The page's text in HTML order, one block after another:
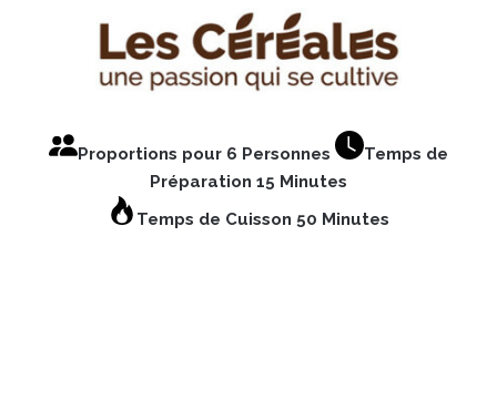
Proportions pour 6 Personnes
Temps de
Préparation 15 Minutes
Temps de Cuisson 50 Minutes